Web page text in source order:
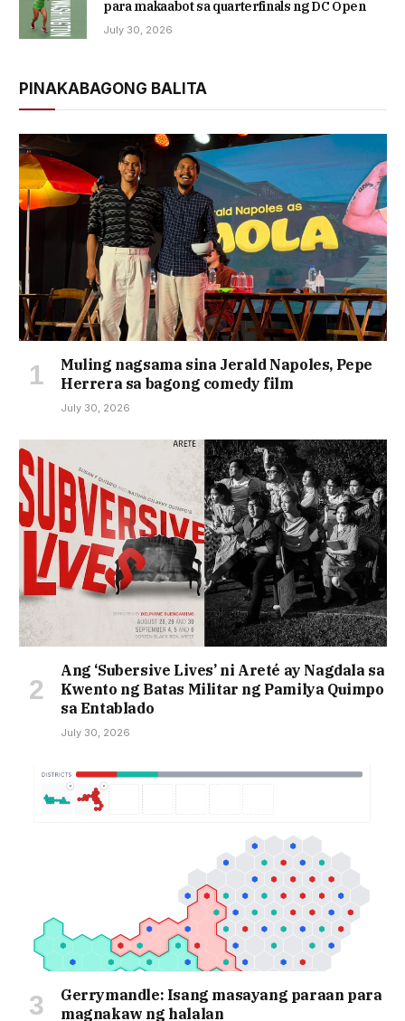
para makaabot sa quarterfinals ng DC Open
July 30, 2026
PINAKABAGONG BALITA
Muling nagsama sina Jerald Napoles, Pepe
Herrera sa bagong comedy film
July 30, 2026
Ang ‘Subersive Lives’ ni Areté ay Nagdala sa
Kwento ng Batas Militar ng Pamilya Quimpo
sa Entablado
July 30, 2026
Gerrymandle: Isang masayang paraan para
magnakaw ng halalan